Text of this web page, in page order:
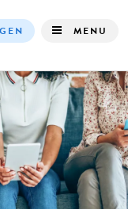
navigation
MENU